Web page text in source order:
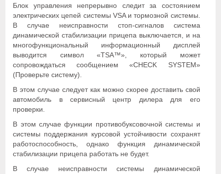
Блок управления непрерывно следит за состоянием
электрических цепей системы VSA и тормозной системы.
В случае неисправности стоп-сигналов система
динамической стабилизации прицепа выключается, и на
многофункциональный информационный дисплей
выводится символ «TSA™», который может
сопровождаться сообщением «CHECK SYSTEM»
(Проверьте систему).
В этом случае следует как можно скорее доставить свой
автомобиль в сервисный центр дилера для его
проверки.
В этом случае функции противобуксовочной системы и
системы поддержания курсовой устойчивости сохранят
работоспособность, однако функция динамической
стабилизации прицепа работать не будет.
В случае неисправности системы динамической